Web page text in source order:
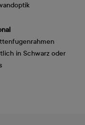
in Schwarz oder